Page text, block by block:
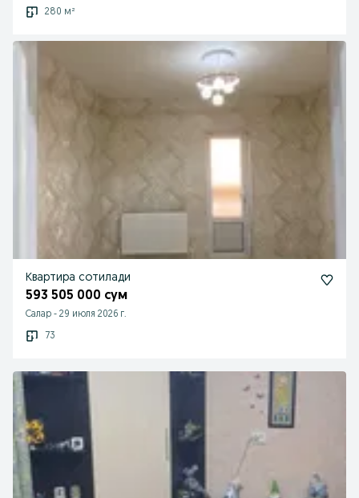
280 м²
Квартира сотилади
593 505 000 сум
Салар - 29 июля 2026 г.
73